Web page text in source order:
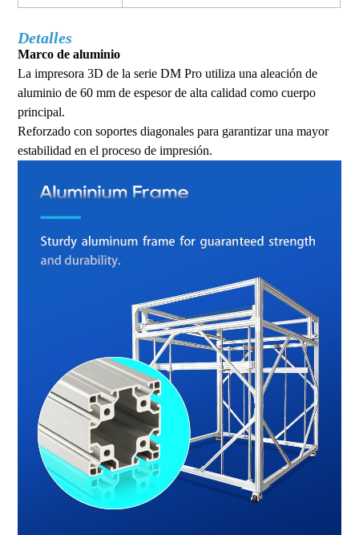
Detalles
Marco de aluminio
La impresora 3D de la serie DM Pro utiliza una aleación de
aluminio de 60 mm de espesor de alta calidad como cuerpo
principal.
Reforzado con soportes diagonales para garantizar una mayor
estabilidad en el proceso de impresión.